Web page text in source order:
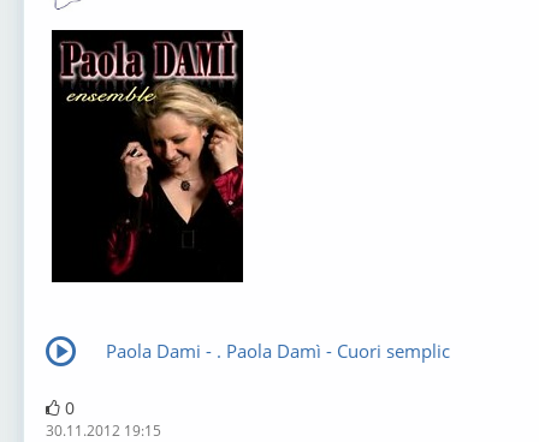
Paola Dami - . Paola Damì - Cuori semplic
0
30.11.2012 19:15